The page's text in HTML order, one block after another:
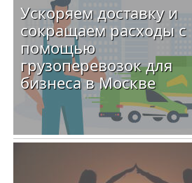
Ускоряем доставку и
сокращаем расходы с
помощью
грузоперевозок для
бизнеса в Москве